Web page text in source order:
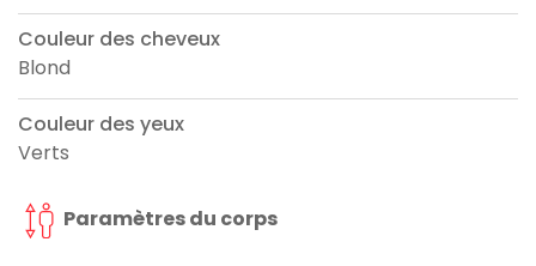
Couleur des cheveux
Blond
Couleur des yeux
Verts
Paramètres du corps